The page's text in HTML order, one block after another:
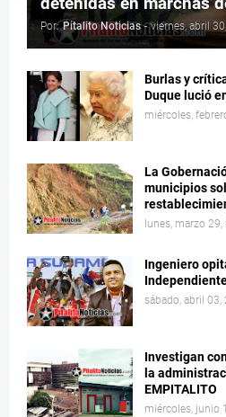
Por: Pitalito Noticias - viernes, abril
Burlas y
Duque lució
miércoles,
La
municipios
lunes, marzo 29,
Ingeniero
sábado, abril 03,
Investigan
la
EMPITALITO
miércoles, junio